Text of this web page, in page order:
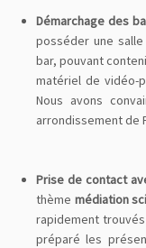
Démarchage des
posséder une
bar, pouvant
matériel de vidéo-
Nous avons
arrondissement de
Prise de contact
thème médiation
rapidement
préparé les